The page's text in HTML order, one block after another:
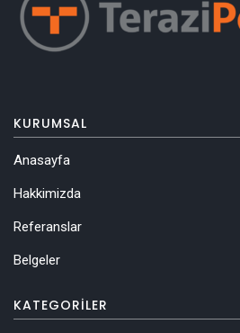
KURUMSAL
Anasayfa
Hakkimizda
Referanslar
Belgeler
KATEGORILER